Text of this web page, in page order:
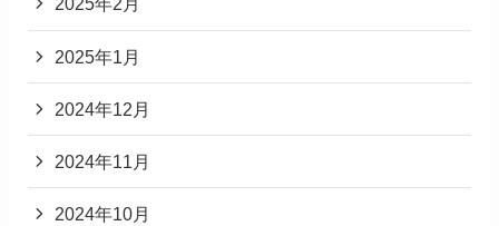
2025年1月
2024年12月
2024年11月
2024年10月